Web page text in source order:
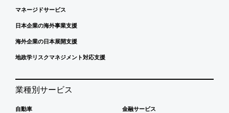
マネージドサービス
日本企業の海外事業支援
海外企業の日本展開支援
地政学リスクマネジメント対応支援
業種別サービス
自動車 金融サービス